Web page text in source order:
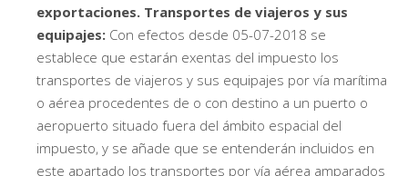
exportaciones. Transportes de viajeros y sus
equipajes: Con efectos desde 05-07-2018 se
establece que estarán exentas del impuesto los
transportes de viajeros y sus equipajes por vía marítima
o aérea procedentes de o con destino a un puerto o
aeropuerto situado fuera del ámbito espacial del
impuesto, y se añade que se entenderán incluidos en
este apartado los transportes por vía aérea amparados